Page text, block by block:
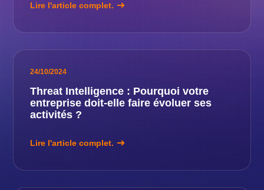
Lire l'article complet.
24/10/2024
Threat Intelligence : Pourquoi votre
entreprise doit-elle faire évoluer ses
activités ?
Lire l'article complet.